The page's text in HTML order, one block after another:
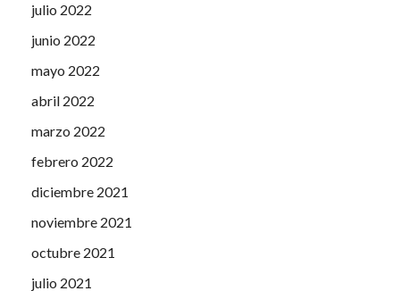
julio 2022
junio 2022
mayo 2022
abril 2022
marzo 2022
febrero 2022
diciembre 2021
noviembre 2021
octubre 2021
julio 2021